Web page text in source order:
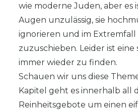
wie moderne Juden, aber es
Augen unzulässig, sie
ignorieren und im
zuzuschieben. Leider ist
immer wieder zu finden.
Schauen wir uns diese
Kapitel geht es innerhalb all
Reinheitsgebote um einen